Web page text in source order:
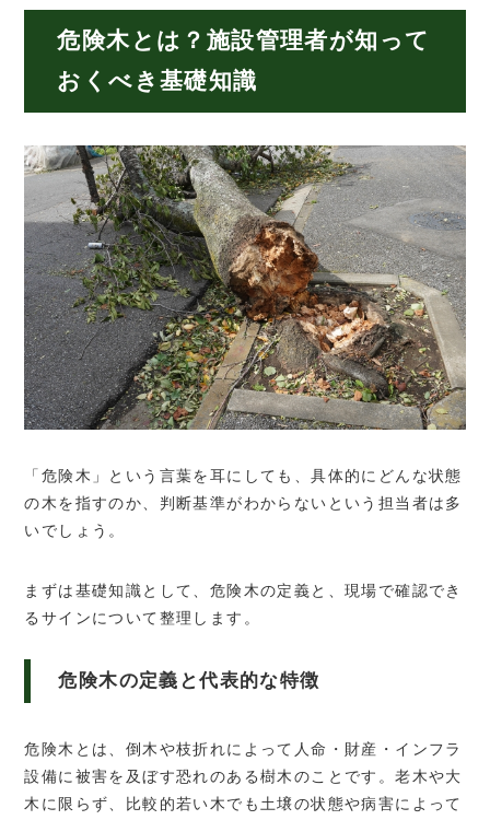
危険木とは？施設管理者が知って
おくべき基礎知識
「危険木」という言葉を耳にしても、具体的にどんな状態
の木を指すのか、判断基準がわからないという担当者は多
いでしょう。
まずは基礎知識として、危険木の定義と、現場で確認でき
るサインについて整理します。
危険木の定義と代表的な特徴
危険木とは、倒木や枝折れによって人命・財産・インフラ
設備に被害を及ぼす恐れのある樹木のことです。老木や大
木に限らず、比較的若い木でも土壌の状態や病害によって